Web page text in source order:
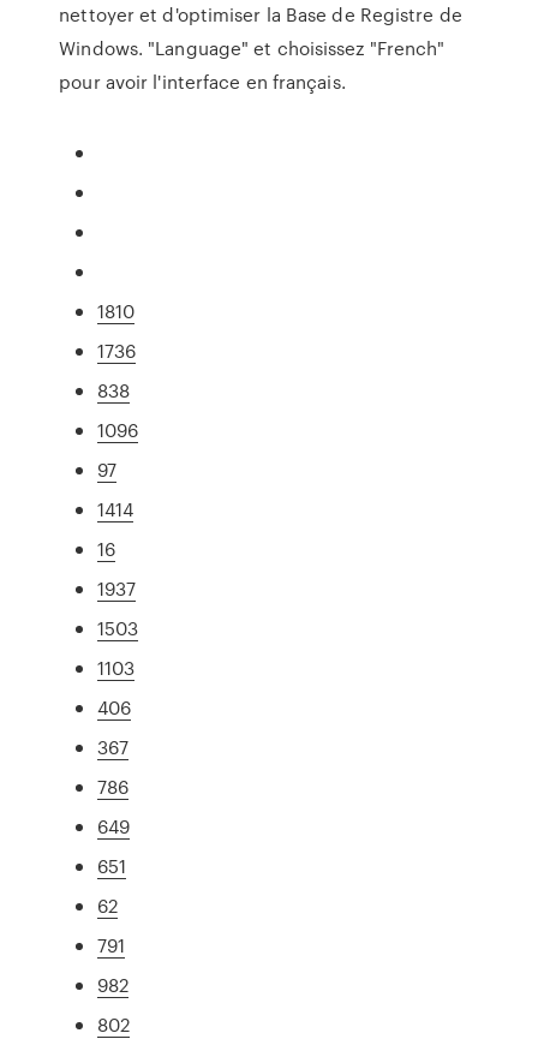
nettoyer et d'optimiser la Base de Registre de
Windows. "Language" et choisissez "French"
pour avoir l'interface en français.
1810
1736
838
1096
97
1414
16
1937
1503
1103
406
367
786
649
651
62
791
982
802